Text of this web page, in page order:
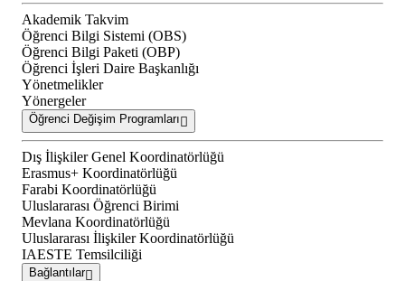
Akademik Takvim
Öğrenci Bilgi Sistemi (OBS)
Öğrenci Bilgi Paketi (OBP)
Öğrenci İşleri Daire Başkanlığı
Yönetmelikler
Yönergeler
Öğrenci Değişim Programları
Dış İlişkiler Genel Koordinatörlüğü
Erasmus+ Koordinatörlüğü
Farabi Koordinatörlüğü
Uluslararası Öğrenci Birimi
Mevlana Koordinatörlüğü
Uluslararası İlişkiler Koordinatörlüğü
IAESTE Temsilciliği
Bağlantılar